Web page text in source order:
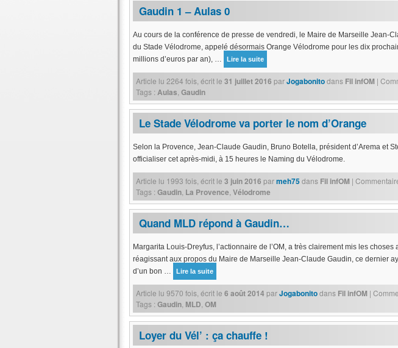
Gaudin 1 – Aulas 0
Au cours de la conférence de presse de vendredi, le Maire de Marseille Jean-
du Stade Vélodrome, appelé désormais Orange Vélodrome pour les dix
millions d’euros par an), …
Lire la suite
Article lu 2264 fois, écrit le 31 juillet 2016 parJogabonitodans Fil infOM |
Tags : Aulas Gaudin
Le Stade Vélodrome va porter le nom d’Orange
Selon la Provence, Jean-Claude Gaudin, Bruno Botella, président d’Arema et
officialiser cet après-midi, à 15 heures le Naming du Vélodrome.
Article lu 1993 fois, écrit le 3 juin 2016 parmeh75dans Fil infOM |
Tags : Gaudin La Provence Vélodrome
Quand MLD répond à Gaudin…
Margarita Louis-Dreyfus, l’actionnaire de l’OM, a très clairement mis les
réagissant aux propos du Maire de Marseille Jean-Claude Gaudin, ce dernier
d’un bon …
Lire la suite
Article lu 9570 fois, écrit le 6 août 2014 parJogabonitodans Fil infOM |
Tags : Gaudin MLD OM
Loyer du Vél’ : ça chauffe !